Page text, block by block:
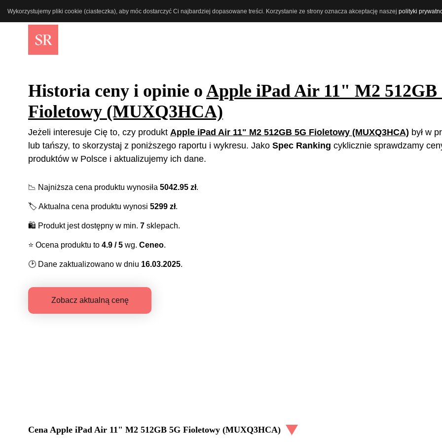
Wykorzystujemy pliki cookie (ciasteczka), aby móc dostarczyć Ci najbardziej dopasowane treści. Korzystanie ze strony oznacza akceptację naszej polityki
Historia ceny i opinie o Apple iPad Air 11" M2 512GB
Fioletowy (MUXQ3HCA)
Jeżeli interesuje Cię to, czy produkt Apple iPad Air 11" M2 512GB 5G Fioletowy (MUXQ3HCA) był w
lub tańszy, to skorzystaj z poniższego raportu i wykresu. Jako Spec Ranking cyklicznie sprawdzamy
produktów w Polsce i aktualizujemy ich dane.
📉 Najniższa cena produktu wynosiła 5042.95 zł.
🏷️ Aktualna cena produktu wynosi 5299 zł.
🛍️ Produkt jest dostępny w min. 7 sklepach.
⭐️ Ocena produktu to 4.9 / 5 wg. Ceneo.
🕑 Dane zaktualizowano w dniu 16.03.2025.
Zobacz aktualną cenę
Cena Apple iPad Air 11" M2 512GB 5G Fioletowy (MUXQ3HCA)